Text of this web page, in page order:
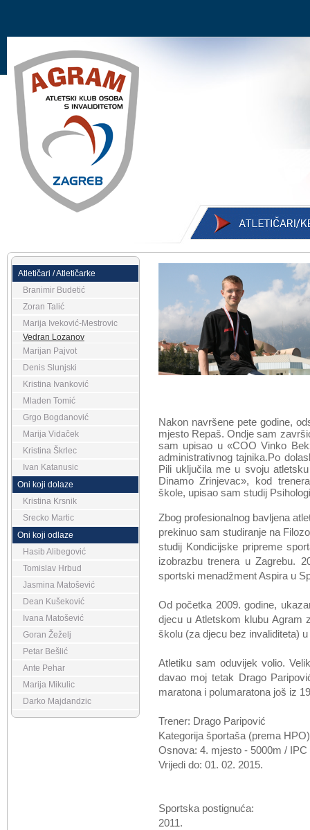
Nakon navršene pete godine,
mjesto Repaš. Ondje sam
sam upisao u «COO Vinko
administrativnog tajnika.Po
Pili uključila me u svoju
Dinamo Zrinjevac», kod
škole, upisao sam studij
Zbog profesionalnog bavljena
prekinuo sam studiranje na
studij Kondicijske pripreme
izobrazbu trenera u Zagrebu.
sportski menadžment Aspira u
Od početka 2009. godine,
djecu u Atletskom klubu Agram
školu (za djecu bez invaliditeta)
Atletiku sam oduvijek volio.
davao moj tetak Drago
maratona i polumaratona još iz
Trener: Drago Paripović
Kategorija športaša (prema
Osnova: 4. mjesto - 5000m /
Vrijedi do: 01. 02. 2015.
Sportska postignuća:
2011.
Atletičari / Atletičarke
Branimir Budetić
Zoran Talić
Marija Iveković-Mestrovic
Vedran Lozanov
Marijan Pajvot
Denis Slunjski
Kristina Ivanković
Mladen Tomić
Grgo Bogdanović
Marija Vidaček
Kristina Škrlec
Ivan Katanusic
Oni koji dolaze
Kristina Krsnik
Srecko Martic
Oni koji odlaze
Hasib Alibegović
Tomislav Hrbud
Jasmina Matošević
Dean Kušeković
Ivana Matošević
Goran Žeželj
Petar Bešlić
Ante Pehar
Marija Mikulic
Darko Majdandzic